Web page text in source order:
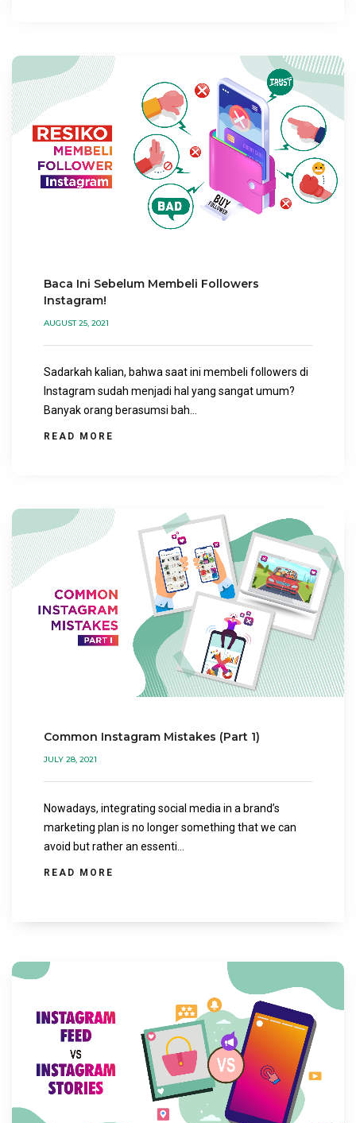
Baca Ini Sebelum Membeli Followers
Instagram!
AUGUST 25, 2021
Sadarkah kalian, bahwa saat ini membeli followers di
Instagram sudah menjadi hal yang sangat umum?
Banyak orang berasumsi bah...
READ MORE
Common Instagram Mistakes (Part 1)
JULY 28, 2021
Nowadays, integrating social media in a brand’s
marketing plan is no longer something that we can
avoid but rather an essenti...
READ MORE